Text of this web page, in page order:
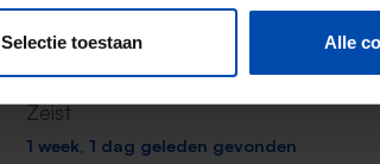
Selectie toestaan Alle
Appartement Molenweg
Zeist
1 week, 1 dag geleden gevonden